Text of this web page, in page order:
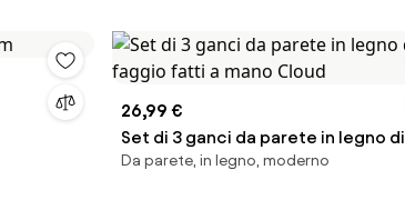
26,99 €
Set di 3 ganci da parete in legno di
faggio fatti a mano Cloud
Da parete, in legno, moderno